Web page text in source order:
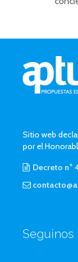
Sitio web
por el
Decreto n°
Seguinos